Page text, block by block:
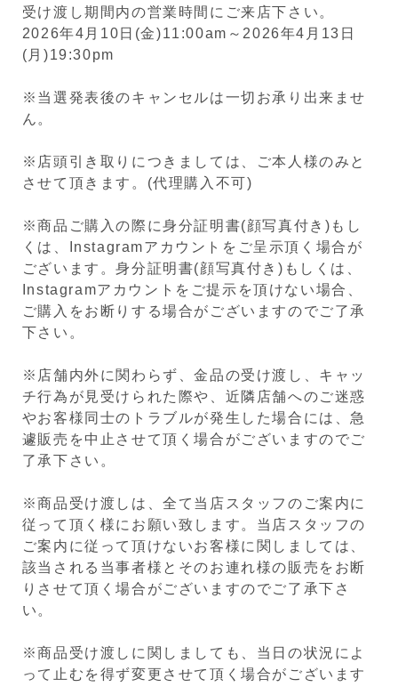
受け渡し期間内の営業時間にご来店下さい。
2026年4月10日(金)11:00am～2026年4月13日
(月)19:30pm
※当選発表後のキャンセルは一切お承り出来ませ
ん。
※店頭引き取りにつきましては、ご本人様のみと
させて頂きます。(代理購入不可)
※商品ご購入の際に身分証明書(顔写真付き)もし
くは、Instagramアカウントをご呈示頂く場合が
ございます。身分証明書(顔写真付き)もしくは、
Instagramアカウントをご提示を頂けない場合、
ご購入をお断りする場合がございますのでご了承
下さい。
※店舗内外に関わらず、金品の受け渡し、キャッ
チ行為が見受けられた際や、近隣店舗へのご迷惑
やお客様同士のトラブルが発生した場合には、急
遽販売を中止させて頂く場合がございますのでご
了承下さい。
※商品受け渡しは、全て当店スタッフのご案内に
従って頂く様にお願い致します。当店スタッフの
ご案内に従って頂けないお客様に関しましては、
該当される当事者様とそのお連れ様の販売をお断
りさせて頂く場合がございますのでご了承下さ
い。
※商品受け渡しに関しましても、当日の状況によ
って止むを得ず変更させて頂く場合がございます